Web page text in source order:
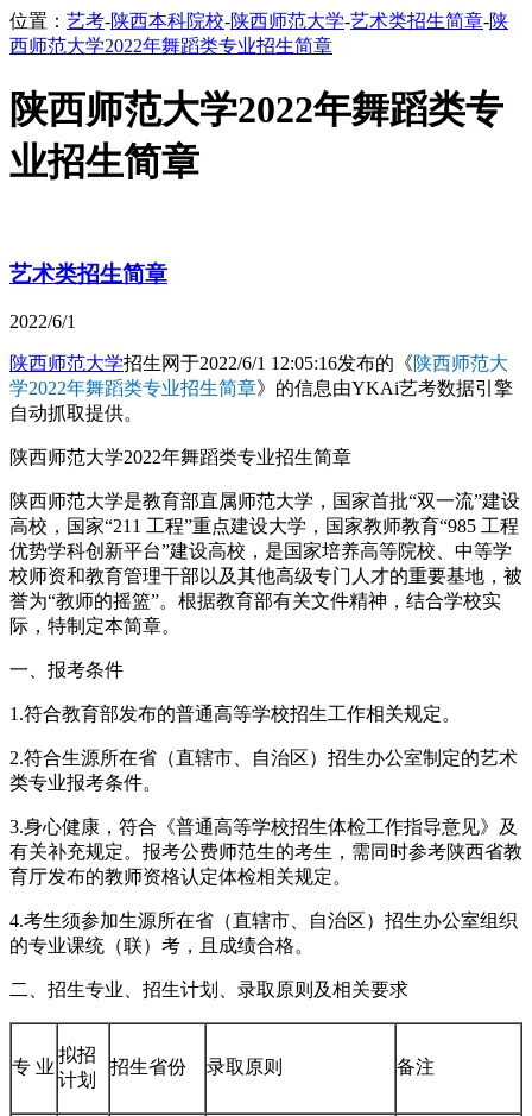
位置： 艺考-陕西本科院校-陕西师范大学-艺术类招生简章-陕
西师范大学2022年舞蹈类专业招生简章
陕西师范大学2022年舞蹈类专
业招生简章
艺术类招生简章
2022/6/1
陕西师范大学招生网于2022/6/1 12:05:16发布的《陕西师范大
学2022年舞蹈类专业招生简章》的信息由YKAi艺考数据引擎
自动抓取提供。
陕西师范大学2022年舞蹈类专业招生简章
陕西师范大学是教育部直属师范大学，国家首批“双一流”建设
高校，国家“211 工程”重点建设大学，国家教师教育“985 工程
优势学科创新平台”建设高校，是国家培养高等院校、中等学
校师资和教育管理干部以及其他高级专门人才的重要基地，被
誉为“教师的摇篮”。根据教育部有关文件精神，结合学校实
际，特制定本简章。
一、报考条件
1.符合教育部发布的普通高等学校招生工作相关规定。
2.符合生源所在省（直辖市、自治区）招生办公室制定的艺术
类专业报考条件。
3.身心健康，符合《普通高等学校招生体检工作指导意见》及
有关补充规定。报考公费师范生的考生，需同时参考陕西省教
育厅发布的教师资格认定体检相关规定。
4.考生须参加生源所在省（直辖市、自治区）招生办公室组织
的专业课统（联）考，且成绩合格。
二、招生专业、招生计划、录取原则及相关要求
专 业
拟招
计划
招生省份 录取原则 备注